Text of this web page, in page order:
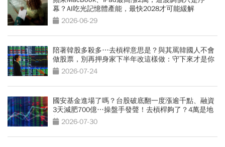
幕？AI吃光記憶體產能，最快2028才可能緩解
2026-06-29
陪著韓股多殺多…去槓桿意思是？與其罵韓國人不會
做股票，別再押身家下半年改這樣做：守下來才是你
的錢2026-07-24
國安基金進場了嗎？台股破底翻一度漲逾千點、融資
3天減肥700億…操盤手發聲！去槓桿夠了？4萬是地
板？2026-07-30